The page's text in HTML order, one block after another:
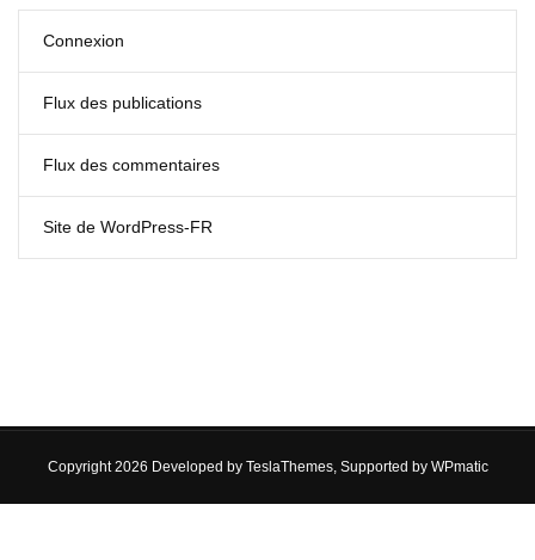
Connexion
Flux des publications
Flux des commentaires
Site de WordPress-FR
Copyright 2026 Developed by TeslaThemes, Supported by WPmatic